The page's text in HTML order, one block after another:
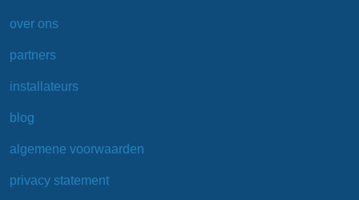
over ons
partners
installateurs
blog
algemene voorwaarden
privacy statement